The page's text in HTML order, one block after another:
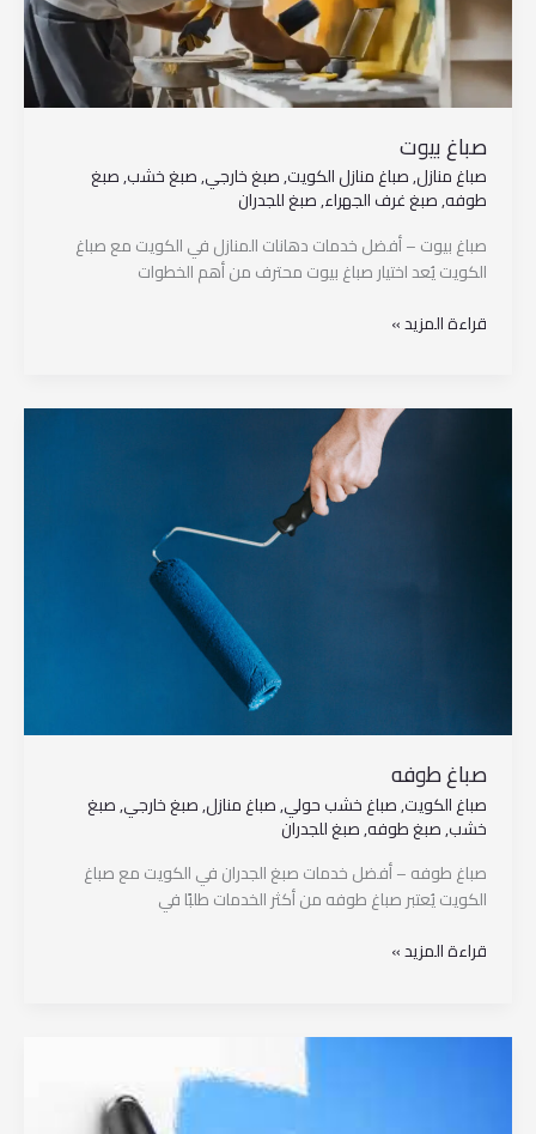
صباغ بيوت
صباغ منازل,صباغ منازل الكويت,صبغ خارجي,صبغ خشب,صبغ
طوفه,صبغ غرف الجهراء,صبغ للجدران
صباغ بيوت – أفضل خدمات دهانات المنازل في الكويت مع صباغ
الكويت يُعد اختيار صباغ بيوت محترف من أهم الخطوات
قراءة المزيد »
صباغ طوفه
صباغ الكويت,صباغ خشب حولي,صباغ منازل,صبغ خارجي,صبغ
خشب,صبغ طوفه,صبغ للجدران
صباغ طوفه – أفضل خدمات صبغ الجدران في الكويت مع صباغ
الكويت يُعتبر صباغ طوفه من أكثر الخدمات طلبًا في
قراءة المزيد »